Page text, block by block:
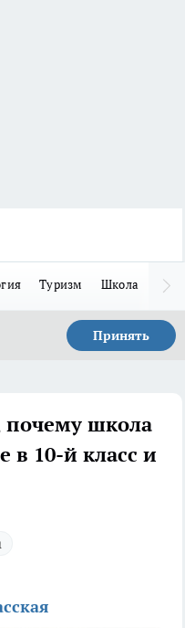
Туризм Школа
Принять
почему школа
в 10-й класс и